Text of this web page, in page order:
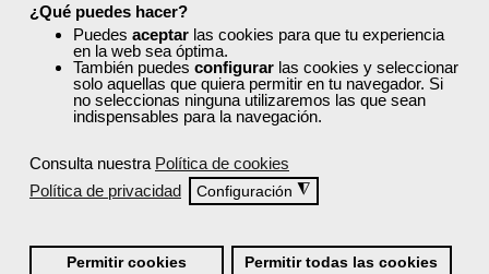
¿Qué puedes hacer?
Puedes aceptar las cookies para que tu experiencia
en la web sea óptima.
También puedes configurar las cookies y seleccionar
solo aquellas que quiera permitir en tu navegador. Si
no seleccionas ninguna utilizaremos las que sean
indispensables para la navegación.
Consulta nuestra Política de cookies
Política de privacidad
Configuración ◮
Permitir cookies Permitir todas las cookies
ONLINE